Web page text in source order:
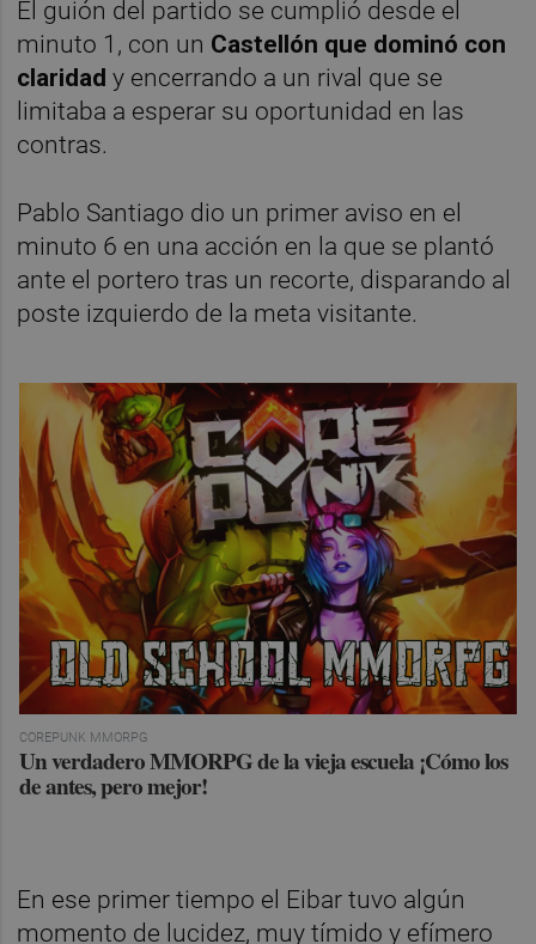
El guión del partido se cumplió desde el
minuto 1, con un Castellón que dominó con
claridad y encerrando a un rival que se
limitaba a esperar su oportunidad en las
contras.
Pablo Santiago dio un primer aviso en el
minuto 6 en una acción en la que se plantó
ante el portero tras un recorte, disparando al
poste izquierdo de la meta visitante.
COREPUNK MMORPG
Un verdadero MMORPG de la vieja escuela ¡Cómo los
de antes, pero mejor!
En ese primer tiempo el Eibar tuvo algún
momento de lucidez, muy tímido y efímero